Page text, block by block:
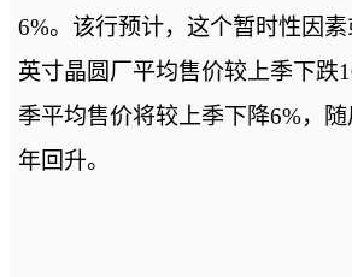
6%。该行预计，这个暂时性因
英寸晶圆厂平均售价较上季下跌
季平均售价将较上季下降6%，
年回升。